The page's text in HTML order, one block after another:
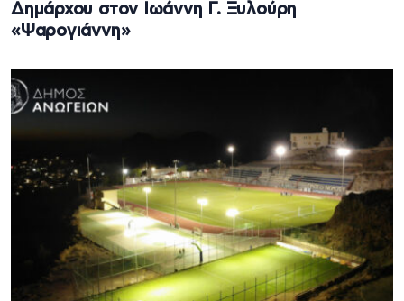
Δημάρχου στον Ιωάννη Γ. Ξυλούρη
«Ψαρογιάννη»